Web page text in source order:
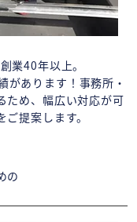
業40年以上。
あります！事務所・
ため、幅広い対応が可
提案します。
の